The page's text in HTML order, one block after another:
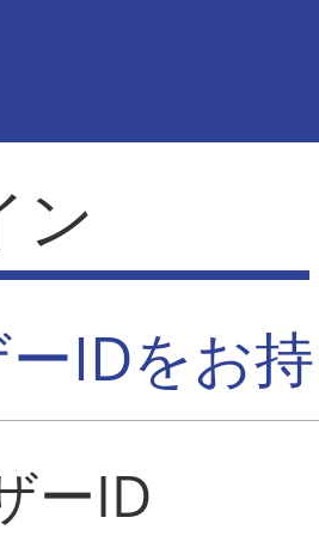
ン
IDをお
ーID